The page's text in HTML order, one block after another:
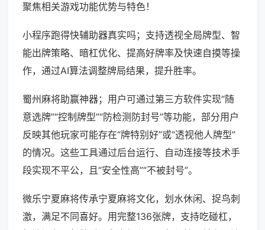
聚焦相关游戏功能优势与特色！
小程序跑得快辅助器真实吗；支持透视全局牌型、智
能出牌策略、暗杠优化、提高好牌率及快速自摸等操
作，通过AI算法调整牌局结果，提升胜率。
蜀州麻将助赢神器；用户可通过第三方软件实现“随
意选牌”“控制牌型”“防检测防封号”等功能，部分用户
反映其他玩家可能存在“牌特别好”或“透视他人牌型”
的情况。这些工具通过后台运行、自动连接等技术手
段实现不平公，且“安全性高”“不被封号”。
微乐宁夏麻将传承宁夏麻将文化，划水休闲、捉鸟刺
激，满足不同喜好。用完整136张牌，支持吃碰杠，